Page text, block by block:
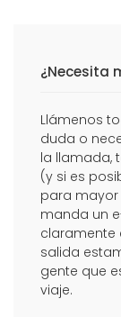
¿Necesita
Llámenos
duda o
la llamada,
(y si es
para mayor
manda un
claramente
salida
gente que
viaje.